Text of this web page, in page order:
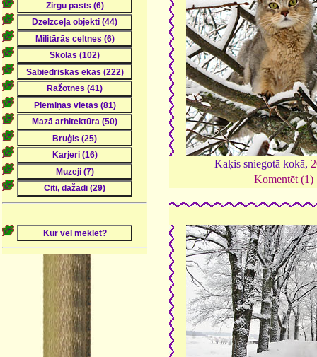
Kaķis sniegotā kokā,
Komentēt (1)